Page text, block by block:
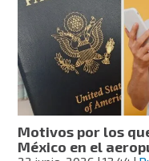
de
en
Motivos por los
México en el